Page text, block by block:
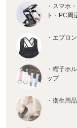
・スマホ
ト・PC周
・エプロン
・帽子ホ
ップ
・衛生用品